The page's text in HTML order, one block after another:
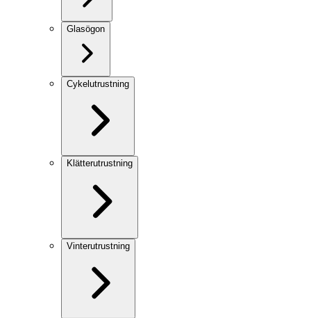
Glasögon
Cykelutrustning
Klätterutrustning
Vinterutrustning